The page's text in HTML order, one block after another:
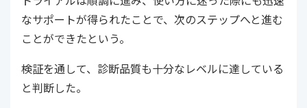
なサポートが得られたことで、次のステップへと進む
ことができたという。
検証を通して、診断品質も十分なレベルに達している
と判断した。